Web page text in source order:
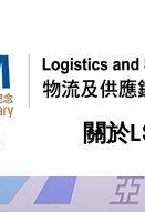
關於